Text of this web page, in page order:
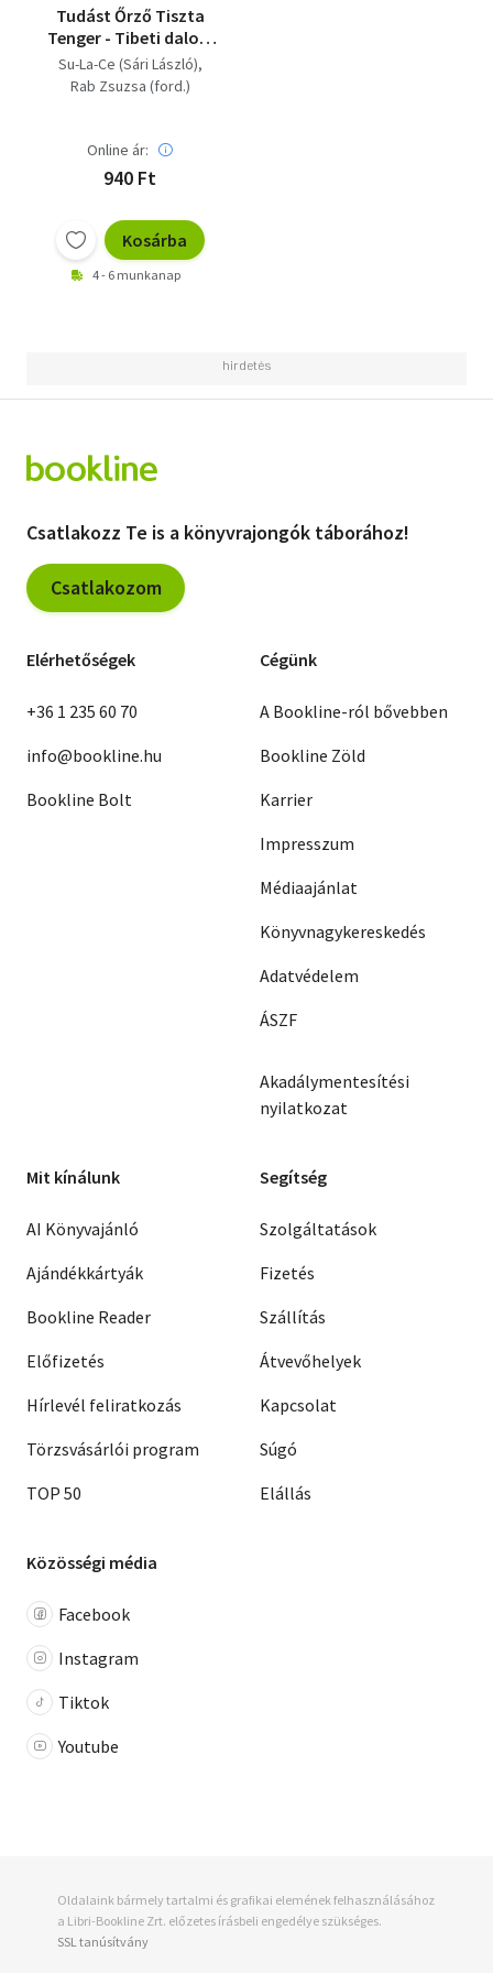
Tudást Őrző Tiszta
Tenger - Tibeti dalok,
népdalok messzi
földön, idegenben
Su-La-Ce (Sári László)
Rab Zsuzsa (ford.)
Online ár:
940 Ft
Kosárba
4 - 6 munkanap
Csatlakozz Te is a könyvrajongók táborához!
Csatlakozom
Elérhetőségek
+36 1 235 60 70
info@bookline.hu
Bookline Bolt
Cégünk
A Bookline-ról bővebben
Bookline Zöld
Karrier
Impresszum
Médiaajánlat
Könyvnagykereskedés
Adatvédelem
ÁSZF
Akadálymentesítési
nyilatkozat
Mit kínálunk
AI Könyvajánló
Ajándékkártyák
Bookline Reader
Előfizetés
Hírlevél feliratkozás
Törzsvásárlói program
TOP 50
Segítség
Szolgáltatások
Fizetés
Szállítás
Átvevőhelyek
Kapcsolat
Súgó
Elállás
Közösségi média
Facebook
Instagram
Tiktok
Youtube
Oldalaink bármely tartalmi és grafikai elemének felhasználásához
a Libri-Bookline Zrt. előzetes írásbeli engedélye szükséges.
SSL tanúsítvány